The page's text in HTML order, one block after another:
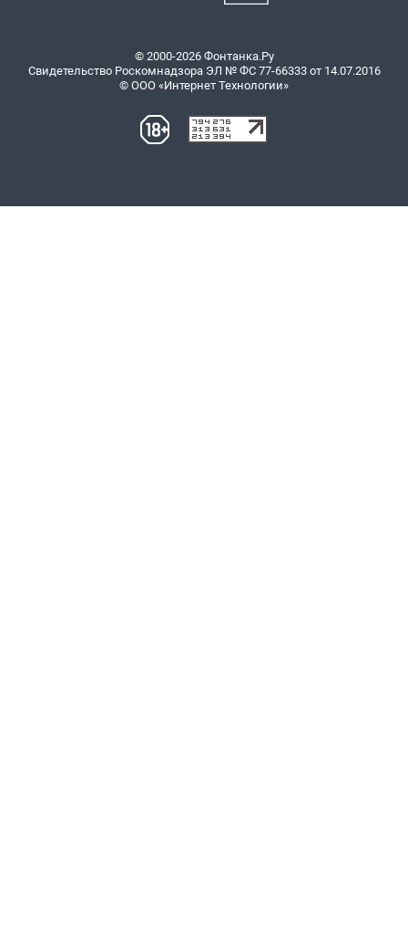
© 2000-2026 Фонтанка.Ру
Свидетельство Роскомнадзора ЭЛ № ФС 77-66333 от 14.07.2016
© ООО «Интернет Технологии»